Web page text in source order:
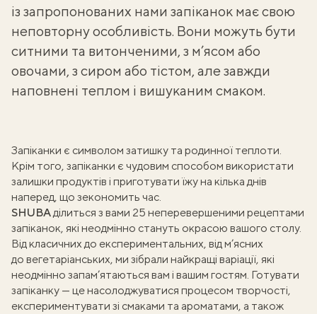
із запропонованих нами запіканок має свою
неповторну особливість. Вони можуть бути
ситними та витонченими, з м’ясом або
овочами, з сиром або тістом, але завжди
наповнені теплом і вишуканим смаком.
Запіканки є символом затишку та родинної теплоти.
Крім того, запіканки є чудовим способом використати
залишки продуктів і приготувати їжу на кілька днів
наперед, що зекономить час.
SHUBAділиться з вами 25 неперевершеними рецептами
запіканок, які неодмінно стануть окрасою вашого столу.
Від класичних до експериментальних, від м’ясних
до вегетаріанських, ми зібрали найкращі варіації, які
неодмінно запам’ятаються вам і вашим гостям. Готувати
запіканку — це насолоджуватися процесом творчості,
експериментувати зі смаками та ароматами, а також